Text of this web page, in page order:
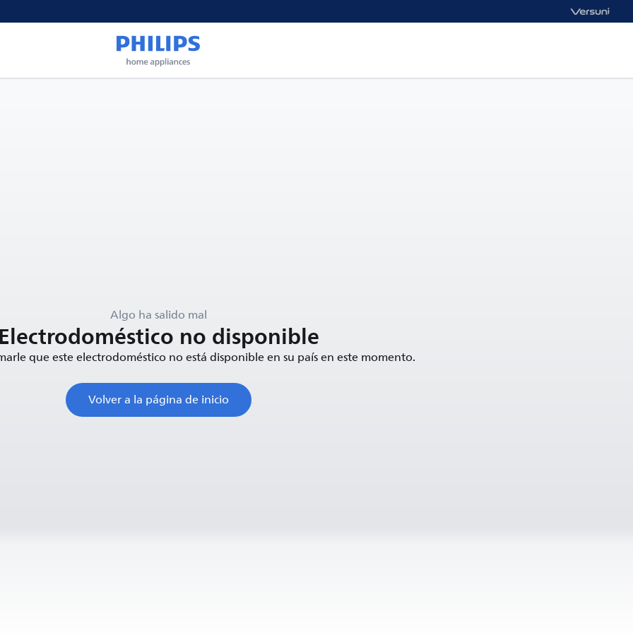
Algo ha salido mal
Electrodoméstico no disponible
que este electrodoméstico no está disponible en su país en este momento.
Volver a la página de inicio